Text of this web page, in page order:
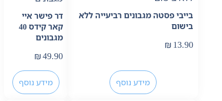
בייבי פסטה מגבונים רביעייה ללא
בישום
₪ 13.90
מידע נוסף
דר פישר איי
קאר קידס 40
מגבונים
₪49.90
מידע נוסף